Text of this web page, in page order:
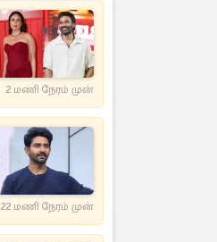
2 மணி நேரம் முன்
22 மணி நேரம் முன்